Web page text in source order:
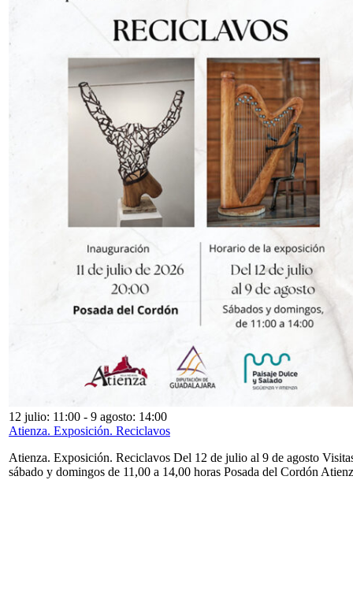
12 julio: 11:00 - 9 agosto: 14:00
Atienza. Exposición. Reciclavos
Atienza. Exposición. Reciclavos Del 12 de julio al 9 de agosto
sábado y domingos de 11,00 a 14,00 horas Posada del Cordón